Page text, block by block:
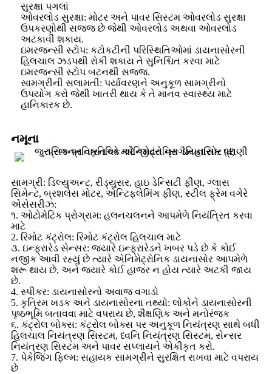
સુરક્ષા પગલાં
ઓવરલોડ સુરક્ષા: મોટર અને પાવર સિસ્ટમ ઓવરલોડ સુરક્ષા
ઉપકરણોથી સજ્જ છે જેથી ઓવરલોડ અથવા ઓવરલોડ
અટકાવી શકાય.
ઇમરજન્સી સ્ટોપ: કટોકટીની પરિસ્થિતિઓમાં ડાયનાસોરની
હિલચાલ ઝડપથી રોકી શકાય તે સુનિશ્ચિત કરવા માટે
ઇમરજન્સી સ્ટોપ બટનથી સજ્જ.
સામગ્રીની સલામતી: પર્યાવરણને અનુકૂળ સામગ્રીનો
ઉપયોગ કરો જેથી ખાતરી થાય કે તે માનવ સ્વાસ્થ્ય માટે
હાનિકારક છે.
નમૂના
સામગ્રી: ડિલ્યુઅન્ટ, રીડ્યુસર, હાઇ ડેન્સિટી ફીણ, ગ્લાસ
સિમેન્ટ, બ્રશલેસ મોટર, એન્ટિફ્લેમિંગ ફીણ, સ્ટીલ ફ્રેમ વગેરે
એસેસરીઝ:
૧. ઓટોમેટિક પ્રોગ્રામ: હલનચલનને આપમેળે નિયંત્રિત કરવા
માટે
2. રિમોટ કંટ્રોલ: રિમોટ કંટ્રોલ હિલચાલ માટે
૩. ઇન્ફ્રારેડ સેન્સર: જ્યારે ઇન્ફ્રારેડને ખબર પડે છે કે કોઈ
નજીક આવી રહ્યું છે ત્યારે એનિમેટ્રોનિક ડાયનાસોર આપમેળે
શરૂ થાય છે, અને જ્યારે કોઈ હાજર ન હોય ત્યારે અટકી જાય
છે.
4. સ્પીકર: ડાયનાસોરનો અવાજ વગાડો
5. કૃત્રિમ ખડક અને ડાયનાસોરના તથ્યો: લોકોને ડાયનાસોરની
પૃષ્ઠભૂમિ બતાવવા માટે વપરાય છે, શૈક્ષણિક અને મનોરંજક
૬. કંટ્રોલ બોક્સ: કંટ્રોલ બોક્સ પર અનુકૂળ નિયંત્રણ સાથે બધી
હિલચાલ નિયંત્રણ સિસ્ટમ, ધ્વનિ નિયંત્રણ સિસ્ટમ, સેન્સર
નિયંત્રણ સિસ્ટમ અને પાવર સપ્લાયને એકીકૃત કરો.
7. પેકેજિંગ ફિલ્મ: સહાયક સામગ્રીને સુરક્ષિત રાખવા માટે વપરાય
છે